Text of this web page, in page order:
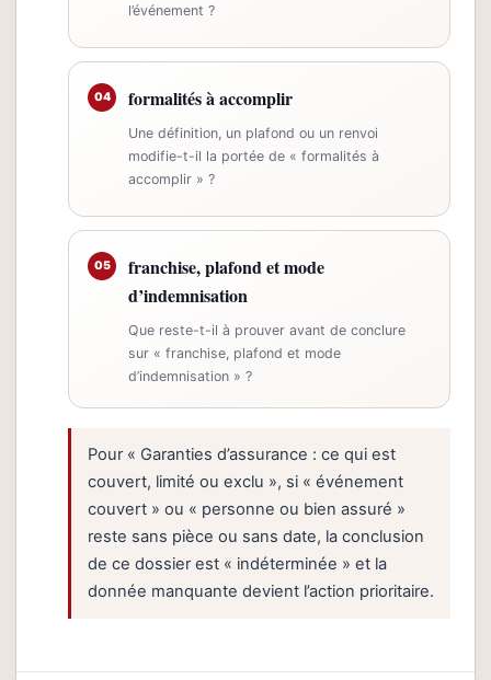
l’événement ?
04 formalités à accomplir
Une définition, un plafond ou un renvoi
modifie-t-il la portée de « formalités à
accomplir » ?
05
franchise, plafond et mode
d’indemnisation
Que reste-t-il à prouver avant de conclure
sur « franchise, plafond et mode
d’indemnisation » ?
Pour « Garanties d’assurance : ce qui est
couvert, limité ou exclu », si « événement
couvert » ou « personne ou bien assuré »
reste sans pièce ou sans date, la conclusion
de ce dossier est « indéterminée » et la
donnée manquante devient l’action prioritaire.